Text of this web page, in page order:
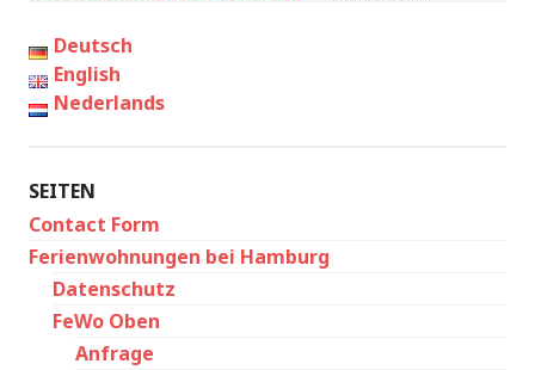
Deutsch
English
Nederlands
SEITEN
Contact Form
Ferienwohnungen bei Hamburg
Datenschutz
FeWo Oben
Anfrage